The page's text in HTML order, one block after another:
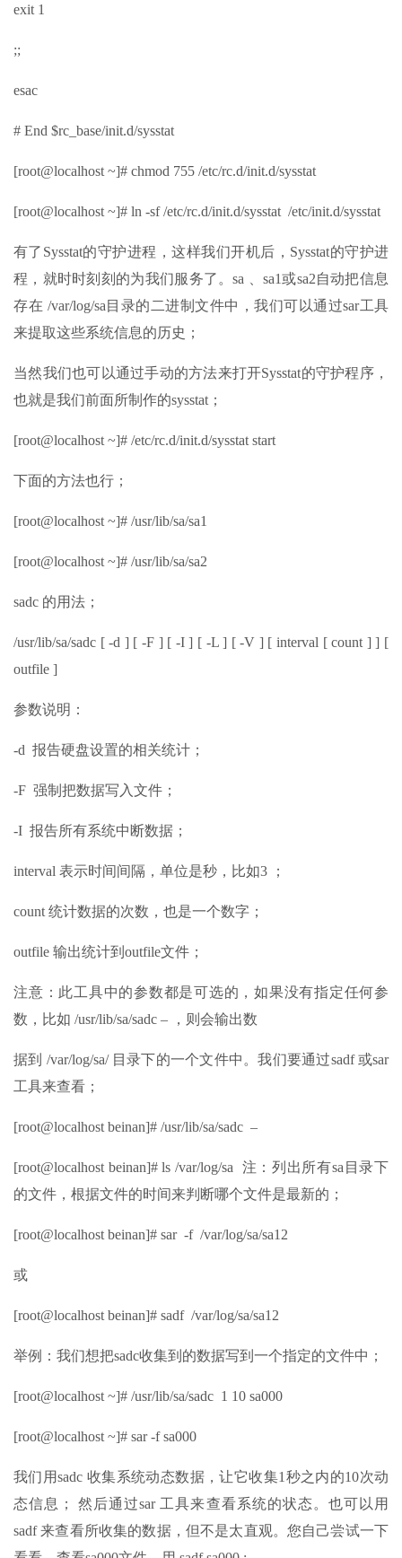
exit 1
;;
esac
# End $rc_base/init.d/sysstat
[root@localhost ~]# chmod 755 /etc/rc.d/init.d/sysstat
[root@localhost ~]# ln -sf /etc/rc.d/init.d/sysstat /etc/init.d/sysstat
有了Sysstat的守护进程，这样我们开机后，Sysstat的守护进
程，就时时刻刻的为我们服务了。sa 、sa1或sa2自动把信息
存在 /var/log/sa目录的二进制文件中，我们可以通过sar工具
来提取这些系统信息的历史；
当然我们也可以通过手动的方法来打开Sysstat的守护程序，
也就是我们前面所制作的sysstat；
[root@localhost ~]# /etc/rc.d/init.d/sysstat start
下面的方法也行；
[root@localhost ~]# /usr/lib/sa/sa1
[root@localhost ~]# /usr/lib/sa/sa2
sadc 的用法；
/usr/lib/sa/sadc [ -d ] [ -F ] [ -I ] [ -L ] [ -V ] [ interval [ count ] ] [
outfile ]
参数说明：
-d 报告硬盘设置的相关统计；
-F 强制把数据写入文件；
-I 报告所有系统中断数据；
interval 表示时间间隔，单位是秒，比如3 ；
count 统计数据的次数，也是一个数字；
outfile 输出统计到outfile文件；
注意：此工具中的参数都是可选的，如果没有指定任何参
数，比如 /usr/lib/sa/sadc – ，则会输出数
据到 /var/log/sa/ 目录下的一个文件中。我们要通过sadf 或sar
工具来查看；
[root@localhost beinan]# /usr/lib/sa/sadc –
[root@localhost beinan]# ls /var/log/sa 注：列出所有sa目录下
的文件，根据文件的时间来判断哪个文件是最新的；
[root@localhost beinan]# sar -f /var/log/sa/sa12
或
[root@localhost beinan]# sadf /var/log/sa/sa12
举例：我们想把sadc收集到的数据写到一个指定的文件中；
[root@localhost ~]# /usr/lib/sa/sadc 1 10 sa000
[root@localhost ~]# sar -f sa000
我们用sadc 收集系统动态数据，让它收集1秒之内的10次动
态信息； 然后通过sar 工具来查看系统的状态。也可以用
sadf 来查看所收集的数据，但不是太直观。您自己尝试一下